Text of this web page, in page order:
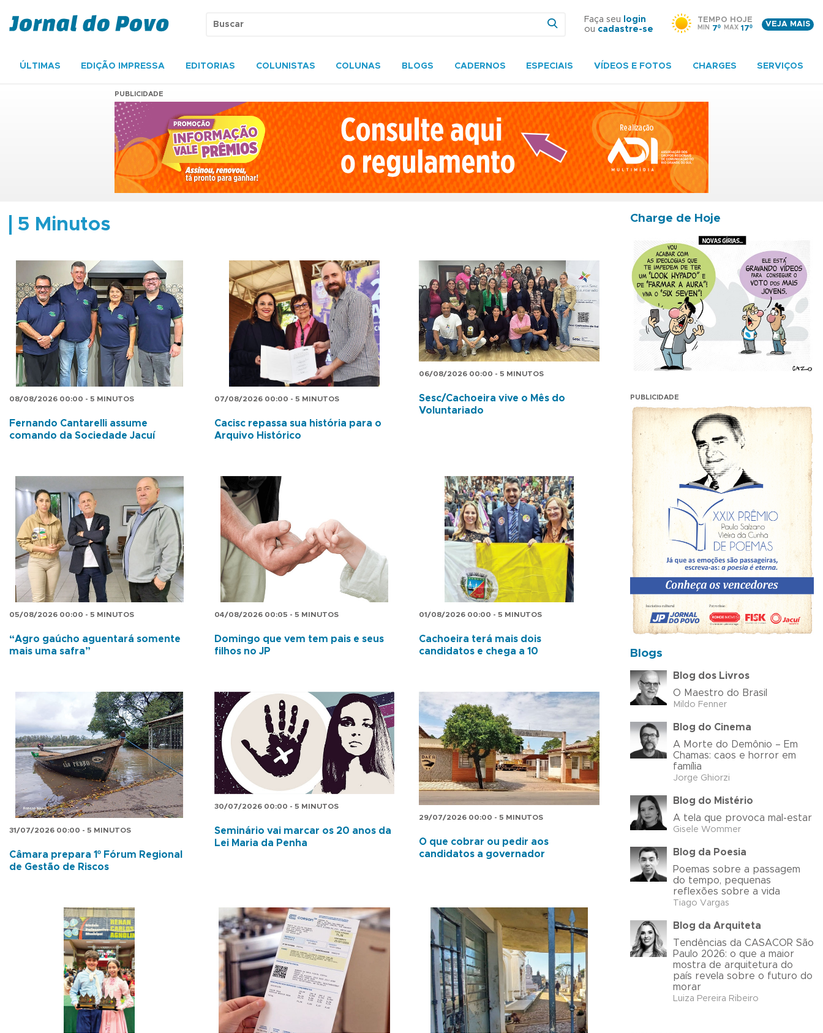
Faça seu
login
ou cadastre-se
TEMPO HOJE
MIN 7º MAX 17º
VEJA MAIS
ÚLTIMAS EDIÇÃO IMPRESSA EDITORIAS COLUNISTAS COLUNAS BLOGS CADERNOS ESPECIAIS VÍDEOS E FOTOS CHARGES SERVIÇOS
PUBLICIDADE
5 Minutos
08/08/2026 00:00 - 5 MINUTOS
Fernando Cantarelli assume
comando da Sociedade Jacuí
07/08/2026 00:00 - 5 MINUTOS
Cacisc repassa sua história para o
Arquivo Histórico
06/08/2026 00:00 - 5 MINUTOS
Sesc/Cachoeira vive o Mês do
Voluntariado
05/08/2026 00:00 - 5 MINUTOS
“Agro gaúcho aguentará somente
mais uma safra”
04/08/2026 00:05 - 5 MINUTOS
Domingo que vem tem pais e seus
filhos no JP
01/08/2026 00:00 - 5 MINUTOS
Cachoeira terá mais dois
candidatos e chega a 10
31/07/2026 00:00 - 5 MINUTOS
Câmara prepara 1º Fórum Regional
de Gestão de Riscos
30/07/2026 00:00 - 5 MINUTOS
Seminário vai marcar os 20 anos da
Lei Maria da Penha
29/07/2026 00:00 - 5 MINUTOS
O que cobrar ou pedir aos
candidatos a governador
Charge de Hoje
PUBLICIDADE
Blogs
Blog dos Livros
O Maestro do Brasil
Mildo Fenner
Blog do Cinema
A Morte do Demônio – Em
Chamas: caos e horror em
família
Jorge Ghiorzi
Blog do Mistério
A tela que provoca mal-estar
Gisele Wommer
Blog da Poesia
Poemas sobre a passagem
do tempo, pequenas
reflexões sobre a vida
Tiago Vargas
Blog da Arquiteta
Tendências da CASACOR São
Paulo 2026: o que a maior
mostra de arquitetura do
país revela sobre o futuro do
morar
Luiza Pereira Ribeiro